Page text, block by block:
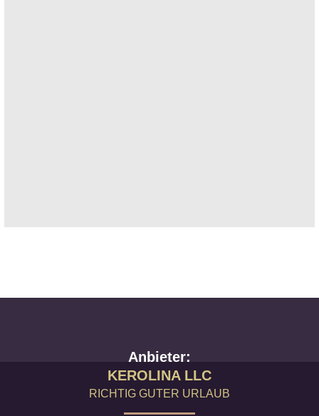
Anbieter:
KEROLINA LLC
RICHTIG GUTER URLAUB